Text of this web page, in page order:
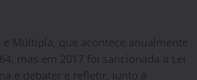
Múltipla, que acontece anualmente
mas em 2017 foi sancionada a Lei
é debater e refletir, junto à